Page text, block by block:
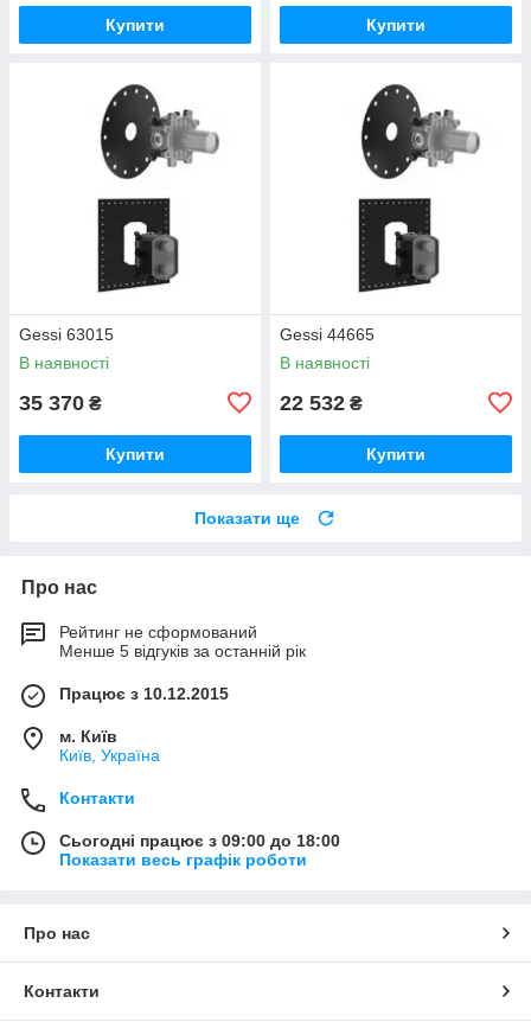
Купити Купити
Gessi 63015
В наявності
35 370 ₴
Купити
Gessi 44665
В наявності
22 532 ₴
Купити
Показати ще
Про нас
Рейтинг не сформований
Менше 5 відгуків за останній рік
Працює з 10.12.2015
м. Київ
Київ, Україна
Контакти
Сьогодні працює з 09:00 до 18:00
Показати весь графік роботи
Про нас
Контакти